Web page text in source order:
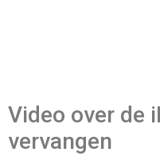
Video over de
vervangen